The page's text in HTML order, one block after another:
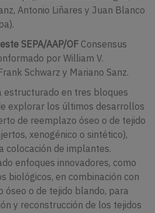
Antonio Liñares y Juan Blanco
SEPA/AAP/OF Consensus
por William V.
Schwarz y Mariano Sanz.
estructurado en tres bloques
explorar los últimos desarrollos
de reemplazo óseo o de tejido
xenogénico o sintético),
colocación de implantes.
enfoques innovadores, como
biológicos, en combinación con
óseo o de tejido blando, para
y reconstrucción de los tejidos